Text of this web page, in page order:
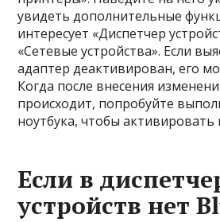
увидеть дополнительные
интересует «Диспетчер
«Сетевые устройства». Если
адаптер деактивирован, его
Когда после внесения
происходит, попробуйте
ноутбука, чтобы
Если в
устройств нет